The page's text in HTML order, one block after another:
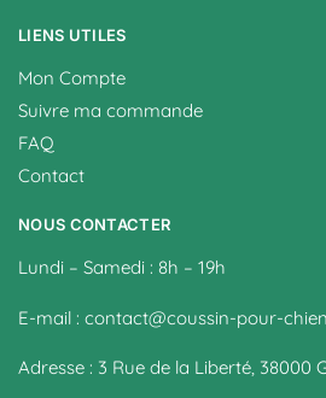
LIENS UTILES
Mon Compte
Suivre ma commande
FAQ
Contact
NOUS CONTACTER
Lundi – Samedi : 8h – 19h
E-mail : contact@coussin-pour-
Adresse : 3 Rue de la Liberté, 38000